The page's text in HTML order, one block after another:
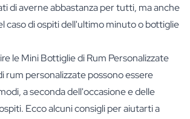
di averne abbastanza per tutti, ma anche
caso di ospiti dell'ultimo minuto o bottiglie
le Mini Bottiglie di Rum Personalizzate
rum personalizzate possono essere
a seconda dell'occasione e delle
Ecco alcuni consigli per aiutarti a